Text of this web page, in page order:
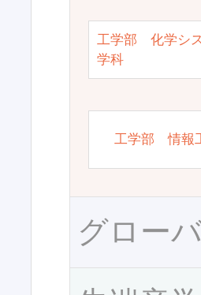
工学部 化学シ
学科
工学部 情報
グロー